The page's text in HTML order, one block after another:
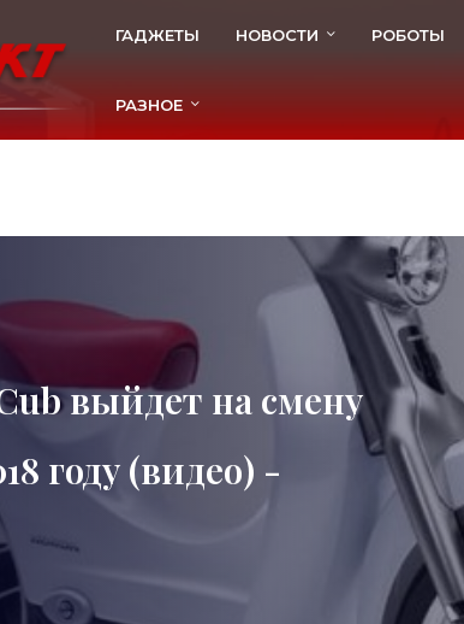
ГАДЖЕТЫ НОВОСТИ РОБОТЫ
РАЗНОЕ
выйдет на смену
году (видео) -